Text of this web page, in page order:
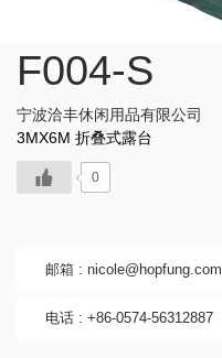
F004-S
宁波洽丰休闲用品有限公司
3MX6M 折叠式露台
0
邮箱 : nicole@hopfung.com
电话 : +86-0574-56312887